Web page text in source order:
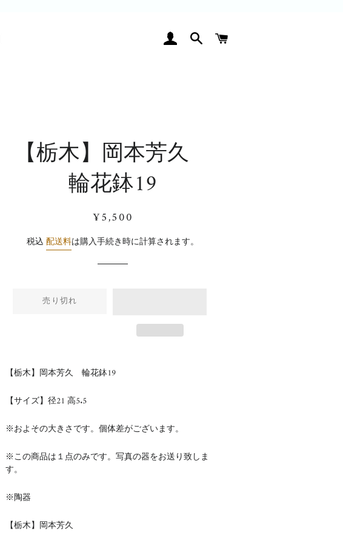
ログイン検索
【栃木】岡本芳久
輪花鉢19
通
価
販
価
¥5,500
税込配送料は購入手続き時に計算されます。
売り切れ
【栃木】岡本芳久 輪花鉢19
【サイズ】径21 高5.5
※およその大きさです。個体差がございます。
※この商品は１点のみです。写真の器をお送り致しま
す。
※陶器
【栃木】岡本芳久